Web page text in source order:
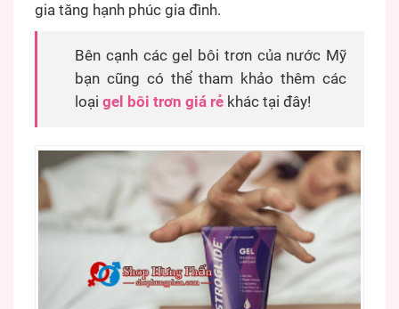
gia tăng hạnh phúc gia đình.
Bên cạnh các gel bôi trơn của nước Mỹ
bạn cũng có thể tham khảo thêm các
loại gel bôi trơn giá rẻ khác tại đây!